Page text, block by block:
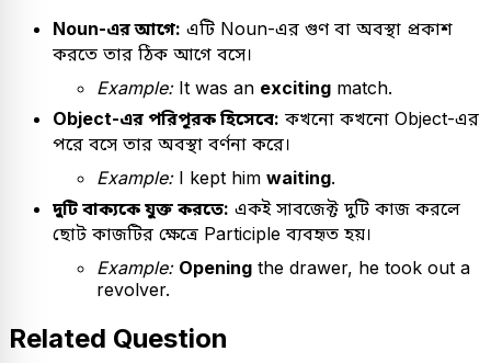
Noun-এর আগে: এটি Noun-এর গুণ বা অবস্থা প্রকাশ
করতে তার ঠিক আগে বসে।
Example:It was an exciting match.
Object-এর পরিপূরক হিসেবে: কখনো কখনো Object-এর
পরে বসে তার অবস্থা বর্ণনা করে।
Example:I kept him waiting.
দুটি বাক্যকে যুক্ত করতে: একই সাবজেক্ট দুটি কাজ করলে
ছোট কাজটির ক্ষেত্রে Participle ব্যবহৃত হয়।
Example: Opening the drawer, he took out a
revolver.
Related Question